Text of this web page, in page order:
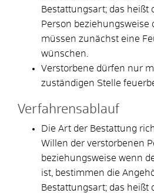
Bestattungsart; das heißt
Person beziehungsweise
müssen zunächst eine
wünschen.
Verstorbene dürfen nur
zuständigen Stelle
Verfahrensablauf
Die Art der Bestattung
Willen der verstorbenen
beziehungsweise wenn
ist, bestimmen die
Bestattungsart; das heißt